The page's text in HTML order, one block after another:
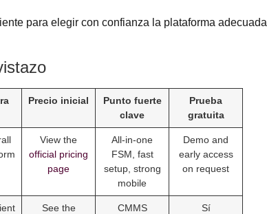
para elegir con confianza la plataforma adecuada
Precio inicial
Punto fuerte
clave
Prueba
gratuita
View the
official pricing
page
All-in-one
FSM, fast
setup, strong
mobile
Demo and
early access
on request
See the
CMMS
Sí